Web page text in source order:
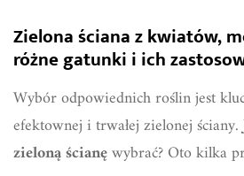
Zielona ściana z kwiatów,
różne gatunki i ich
Wybór odpowiednich roślin jest
efektownej i trwałej zielonej ściany.
zieloną ścianęwybrać? Oto kilka